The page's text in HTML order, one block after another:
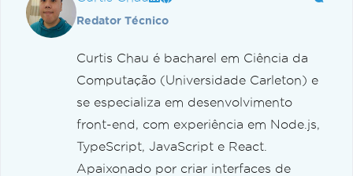
Redator Técnico
Curtis Chau é bacharel em Ciência da
Computação (Universidade Carleton) e
se especializa em desenvolvimento
front-end, com experiência em Node.js,
TypeScript, JavaScript e React.
Apaixonado por criar interfaces de